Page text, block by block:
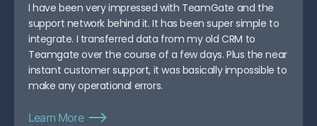
I have been very impressed with TeamGate and the
support network behind it. It has been super simple to
integrate. I transferred data from my old CRM to
Teamgate over the course of a few days. Plus the near
instant customer support, it was basically impossible to
make any operational errors.
Learn More